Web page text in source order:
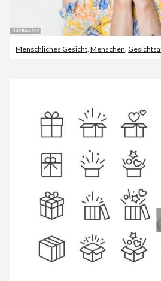
Menschliches Gesicht, Menschen,